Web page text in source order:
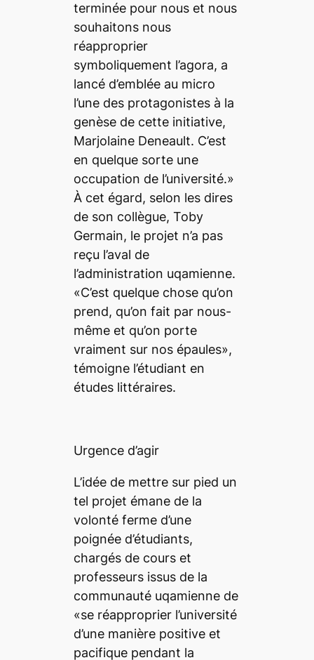
terminée pour nous et nous
souhaitons nous
réapproprier
symboliquement l’agora, a
lancé d’emblée au micro
l’une des protagonistes à la
genèse de cette initiative,
Marjolaine Deneault. C’est
en quelque sorte une
occupation de l’université.»
À cet égard, selon les dires
de son collègue, Toby
Germain, le projet n’a pas
reçu l’aval de
l’administration uqamienne.
«C’est quelque chose qu’on
prend, qu’on fait par nous-
même et qu’on porte
vraiment sur nos épaules»,
témoigne l’étudiant en
études littéraires.
Urgence d’agir
L’idée de mettre sur pied un
tel projet émane de la
volonté ferme d’une
poignée d’étudiants,
chargés de cours et
professeurs issus de la
communauté uqamienne de
«se réapproprier l’université
d’une manière positive et
pacifique pendant la